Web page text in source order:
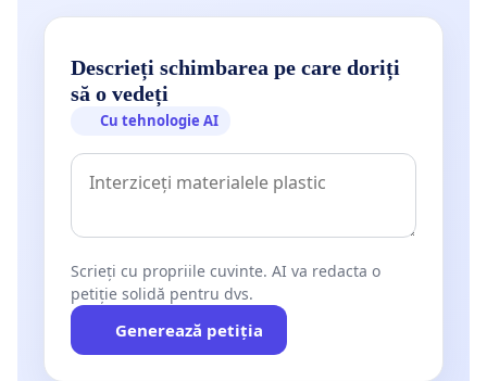
combinație de reforme administrative, impozitare
progresivă a marilor averi, digitalizare a instituțiilor
publice și investiții în sectoare productive poate
reduce deficitul fără a sacrifica populația.
Cerințele adresate Guvernului României
În vederea protejării drepturilor și bunăstării
următoarelor măsuri, considerate esențiale pentru
menținerea echității sociale și a stabilității
economice:
Descrieți schimbarea pe care doriți
să o vedeți
Cu tehnologie AI
Scrieți cu propriile cuvinte. AI va redacta o
petiție solidă pentru dvs.
Generează petiția